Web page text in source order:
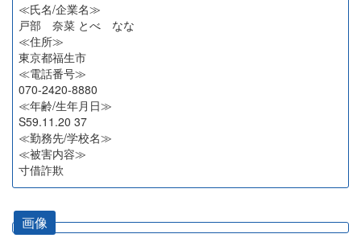
≪氏名/企業名≫
戸部 奈菜 とべ なな
≪住所≫
東京都福生市
≪電話番号≫
070-2420-8880
≪年齢/生年月日≫
S59.11.20 37
≪勤務先/学校名≫
≪被害内容≫
寸借詐欺
画像